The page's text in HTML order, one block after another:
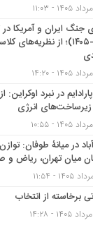
جنگ ایران و آمریکا
(۱۴۰۴-۱۴۰۵)؛ از
در نبرد اوکراین:
انرژی
در میانۀ طوفان:
میان تهران، ریاض و
برخاسته از انتخاب